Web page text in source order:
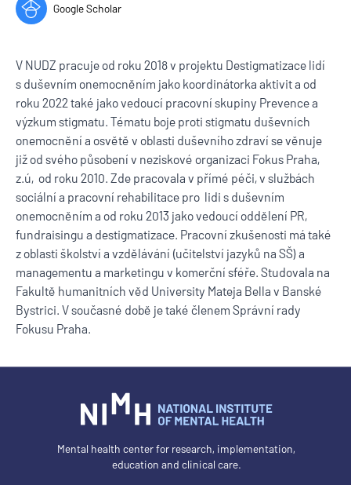
Google Scholar
V NUDZ pracuje od roku 2018 v projektu Destigmatizace lidí
s duševním onemocněním jako koordinátorka aktivit a od
roku 2022 také jako vedoucí pracovní skupiny Prevence a
výzkum stigmatu. Tématu boje proti stigmatu duševních
onemocnění a osvětě v oblasti duševního zdraví se věnuje
již od svého působení v neziskové organizaci Fokus Praha,
z.ú, od roku 2010. Zde pracovala v přímé péči, v službách
sociální a pracovní rehabilitace pro lidi s duševním
onemocněním a od roku 2013 jako vedoucí oddělení PR,
fundraisingu a destigmatizace. Pracovní zkušenosti má také
z oblasti školství a vzdělávání (učitelství jazyků na SŠ) a
managementu a marketingu v komerční sféře. Studovala na
Fakultě humanitních věd University Mateja Bella v Banské
Bystrici. V současné době je také členem Správní rady
Fokusu Praha.
Mental health center for research, implementation,
education and clinical care.